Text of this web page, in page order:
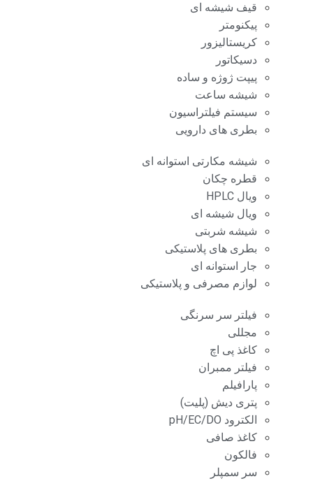
قیف شیشه ای
پیکنومتر
کریستالیزور
دسیکاتور
پیپت ژوژه و ساده
شیشه ساعت
سیستم فیلتراسیون
بطری های دارویی
شیشه مکارتی استوانه ای
قطره چکان
ویال HPLC
ویال شیشه ای
شیشه شربتی
بطری های پلاستیکی
جار استوانه ای
لوازم مصرفی و پلاستیکی
فیلتر سر سرنگی
مجللی
کاغذ پی اچ
فیلتر ممبران
پارافیلم
پتری دیش (پلیت)
الکترود pH/EC/DO
کاغذ صافی
فالکون
سر سمپلر